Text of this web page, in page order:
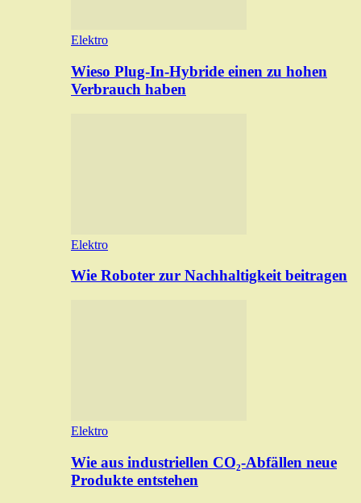
Elektro
Wieso Plug-In-Hybride einen zu hohen
Verbrauch haben
Elektro
Wie Roboter zur Nachhaltigkeit beitragen
Elektro
Wie aus industriellen CO₂-Abfällen neue
Produkte entstehen